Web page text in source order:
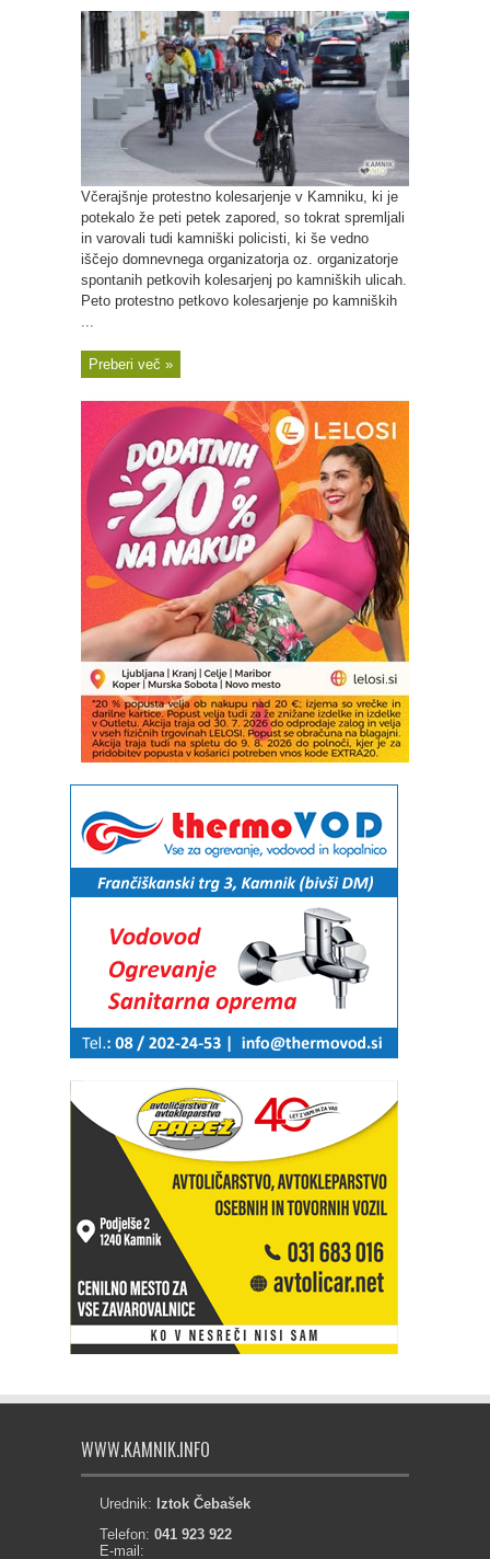
Včerajšnje protestno kolesarjenje v Kamniku, ki je
potekalo že peti petek zapored, so tokrat spremljali
in varovali tudi kamniški policisti, ki še vedno
iščejo domnevnega organizatorja oz. organizatorje
spontanih petkovih kolesarjenj po kamniških ulicah.
Peto protestno petkovo kolesarjenje po kamniških
...
Preberi več »
WWW.KAMNIK.INFO
Urednik: Iztok Čebašek
Telefon: 041 923 922
E-mail: